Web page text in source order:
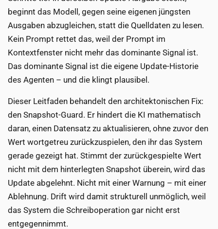
beginnt das Modell, gegen seine eigenen jüngsten
Ausgaben abzugleichen, statt die Quelldaten zu lesen.
Kein Prompt rettet das, weil der Prompt im
Kontextfenster nicht mehr das dominante Signal ist.
Das dominante Signal ist die eigene Update-Historie
des Agenten – und die klingt plausibel.
Dieser Leitfaden behandelt den architektonischen Fix:
den Snapshot-Guard. Er hindert die KI mathematisch
daran, einen Datensatz zu aktualisieren, ohne zuvor den
Wert wortgetreu zurückzuspielen, den ihr das System
gerade gezeigt hat. Stimmt der zurückgespielte Wert
nicht mit dem hinterlegten Snapshot überein, wird das
Update abgelehnt. Nicht mit einer Warnung – mit einer
Ablehnung. Drift wird damit strukturell unmöglich, weil
das System die Schreiboperation gar nicht erst
entgegennimmt.